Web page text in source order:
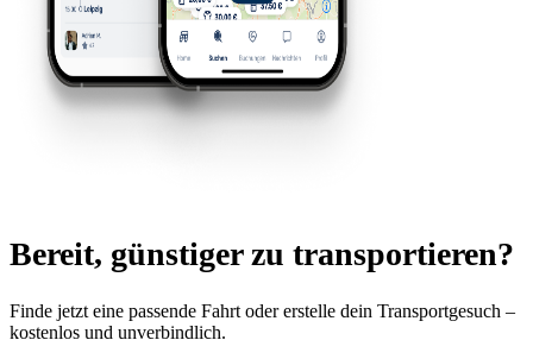
Bereit, günstigerzu transportieren?
Finde jetzt eine passende Fahrt oder erstelle dein Transportgesuch –
kostenlos und unverbindlich.